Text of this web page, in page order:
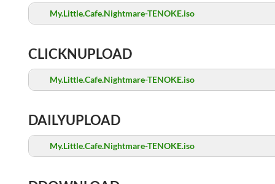
My.Little.Cafe.Nightmare-TENOKE.iso
CLICKNUPLOAD
My.Little.Cafe.Nightmare-TENOKE.iso
DAILYUPLOAD
My.Little.Cafe.Nightmare-TENOKE.iso